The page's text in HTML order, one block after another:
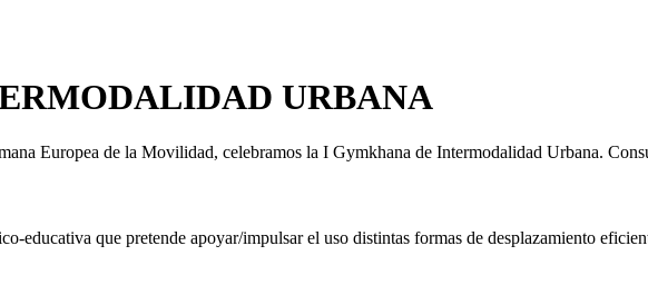
URBANA
Europea de la Movilidad, celebramos la I Gymkhana de Intermodalidad Urbana.
educativa que pretende apoyar/impulsar el uso distintas formas de desplazamiento